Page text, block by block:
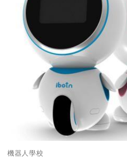
機器人學校